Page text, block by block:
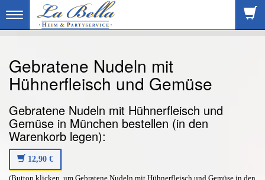
Toggle
navigation
Gebratene Nudeln mit
Hühnerfleisch und Gemüse
Gebratene Nudeln mit Hühnerfleisch und
Gemüse in München bestellen (in den
Warenkorb legen):
12,90 €
(Button klicken, um Gebratene Nudeln mit Hühnerfleisch und Gemüse in den